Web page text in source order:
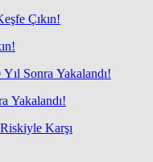
Yakalandı!